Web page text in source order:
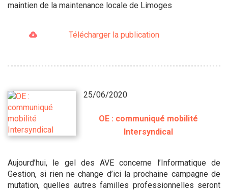
maintien de la maintenance locale de Limoges
Télécharger la publication
25/06/2020
OE : communiqué mobilité
Intersyndical
Aujourd’hui, le gel des AVE concerne l’Informatique de
Gestion, si rien ne change d’ici la prochaine campagne de
mutation, quelles autres familles professionnelles seront